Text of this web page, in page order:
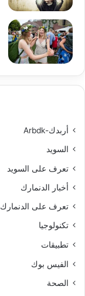
أربدك-Arbdk
السويد
تعرف على السويد
أخبار الدنمارك
تعرف على الدنمارك
تكنولوجيا
تطبيقات
الفيس بوك
الصحة